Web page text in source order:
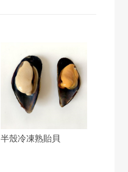
半殼冷凍熟貽貝